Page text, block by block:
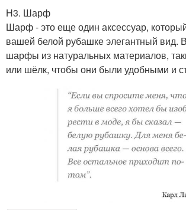
H3. Шарф
Шарф - это еще один аксессуар,
вашей белой рубашке элегантный вид.
шарфы из натуральных материалов,
или шёлк, чтобы они были удобными и